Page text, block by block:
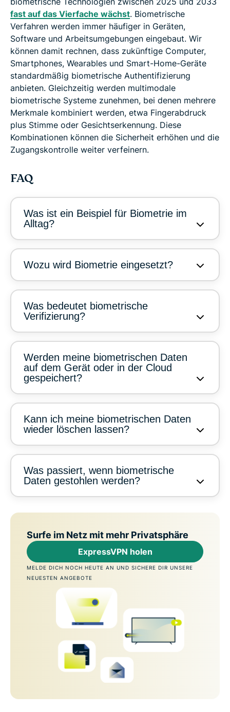
fast auf das Vierfache wächst. Biometrische
Verfahren werden immer häufiger in Geräten,
Software und Arbeitsumgebungen eingebaut. Wir
können damit rechnen, dass zukünftige Computer,
Smartphones, Wearables und Smart-Home-Geräte
standardmäßig biometrische Authentifizierung
anbieten. Gleichzeitig werden multimodale
biometrische Systeme zunehmen, bei denen mehrere
Merkmale kombiniert werden, etwa Fingerabdruck
plus Stimme oder Gesichtserkennung. Diese
Kombinationen können die Sicherheit erhöhen und die
Zugangskontrolle weiter verfeinern.
FAQ
Was ist ein Beispiel für Biometrie im
Alltag?
Wozu wird Biometrie eingesetzt?
Was bedeutet biometrische
Verifizierung?
Werden meine biometrischen Daten
auf dem Gerät oder in der Cloud
gespeichert?
Kann ich meine biometrischen Daten
wieder löschen lassen?
Was passiert, wenn biometrische
Daten gestohlen werden?
Surfe im Netz mit mehr Privatsphäre
ExpressVPN holen
MELDE DICH NOCH HEUTE AN UND SICHERE DIR UNSERE
NEUESTEN ANGEBOTE